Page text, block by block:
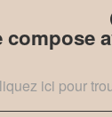
compose
ici pour